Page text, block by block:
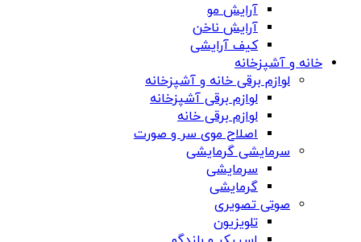
آرایش مو
آرایش ناخن
کیف آرایشی
خانه و آشپزخانه
لوازم برقی خانه و آشپزخانه
لوازم برقی آشپزخانه
لوازم برقی خانه
اصلاح موی سر و صورت
سرمایشی گرمایشی
سرمایشی
گرمایشی
صوتی تصویری
تلویزیون